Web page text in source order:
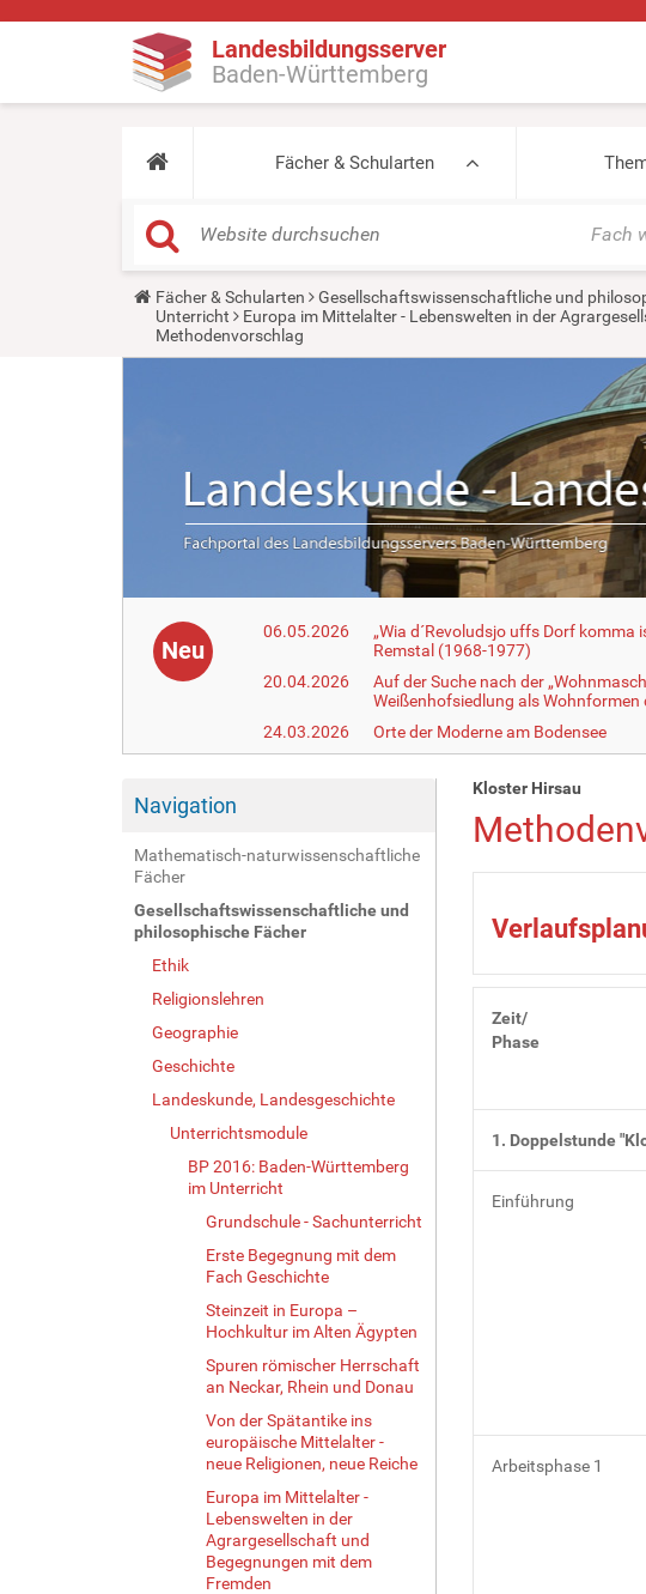
Landesbildungsserver
Baden-Württemberg
Fächer & Schularten
Fach
Y
a
Fächer & Schularten Gesellschaftswissenschaftliche und
Unterricht
Europa im Mittelalter - Lebenswelten in der
Methodenvorschlag
Neu
06.05.2026
„Wia d´Revoludsjo uffs Dorf
Remstal (1968-1977)
20.04.2026
Auf der Suche nach der
Weißenhofsiedlung als Wohnformen
24.03.2026
Orte der Moderne am Bodensee
Navigation
Mathematisch-naturwissenschaftliche
Fächer
Gesellschaftswissenschaftliche und
philosophische Fächer
Ethik
Religionslehren
Geographie
Geschichte
Landeskunde, Landesgeschichte
Unterrichtsmodule
BP 2016: Baden-Württemberg
im Unterricht
Grundschule - Sachunterricht
Erste Begegnung mit dem
Fach Geschichte
Steinzeit in Europa –
Hochkultur im Alten Ägypten
Spuren römischer Herrschaft
an Neckar, Rhein und Donau
Von der Spätantike ins
europäische Mittelalter -
neue Religionen, neue Reiche
Europa im Mittelalter -
Lebenswelten in der
Agrargesellschaft und
Begegnungen mit dem
Fremden
Kloster Hirsau
Zeit/
Phase
1. Doppelstunde
Einführung
Arbeitsphase 1